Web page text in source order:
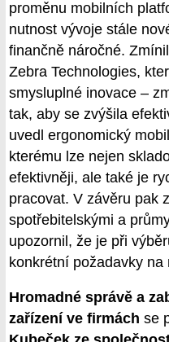
proměnu mobilních
nutnost vývoje stále
finančně náročné.
Zebra Technologies,
smysluplné inovace –
tak, aby se zvýšila
uvedl ergonomický
kterému lze nejen
efektivněji, ale také je
pracovat. V závěru pak
spotřebitelskými a
upozornil, že je při
konkrétní požadavky na
Hromadné správě a
zařízení ve firmách se